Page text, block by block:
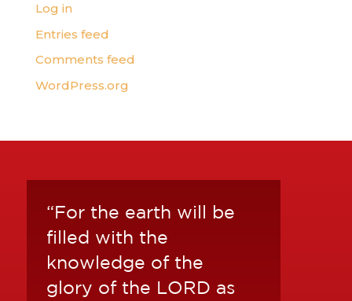
Log in
Entries feed
Comments feed
WordPress.org
“For the earth will be
filled with the
knowledge of the
glory of the LORD as